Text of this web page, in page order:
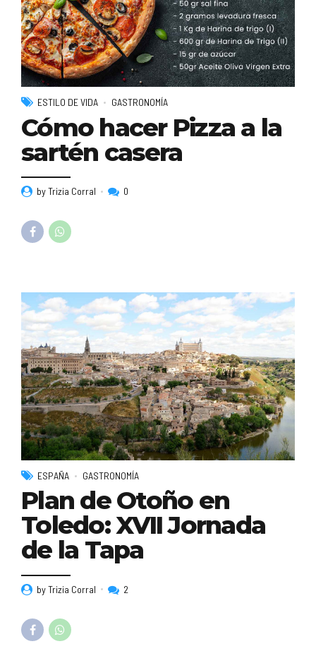
ESTILO DE VIDA GASTRONOMÍA
Cómo hacer Pizza a la
sartén casera
by Trizia Corral 0
ESPAÑA GASTRONOMÍA
Plan de Otoño en
Toledo: XVII Jornada
de la Tapa
by Trizia Corral 2